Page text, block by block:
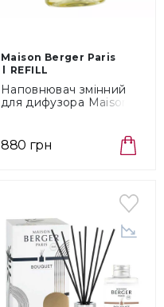
Maison Berger Paris
REFILL
Наповнювач змінний
для дифузора Maison
(6768)
880 грн